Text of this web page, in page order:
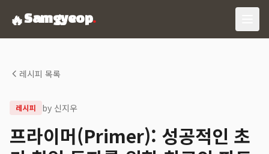
🔥Samgyeop.
레시피 목록
레시피 by 신지우
프라이머(Primer): 성공적인 초